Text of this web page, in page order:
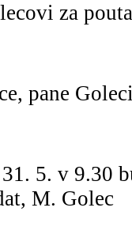
za
pane
5. v 9.30
M. Golec